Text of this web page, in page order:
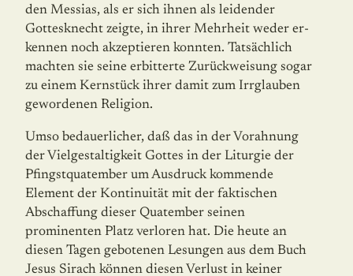
den Messias, als er sich ihnen als leidender
Gottesknecht zeigte, in ihrer Mehrheit weder er­
kennen noch akzeptieren konnten. Tatsächlich
machten sie seine erbitterte Zurückwei­sung sogar
zu einem Kernstück ihrer damit zum Irrglauben
gewordenen Religion.
Umso bedauerlicher, daß das in der Vorahnung
der Vielgestaltigkeit Gottes in der Litur­gie der
Pfingstquatember um Ausdruck kommende
Element der Kontinuität mit der fak­tischen
Abschaffung dieser Quatember seinen
prominenten Platz verloren hat. Die heute an
diesen Tagen gebotenen Lesungen aus dem Buch
Jesus Sirach können diesen Verlust in keiner